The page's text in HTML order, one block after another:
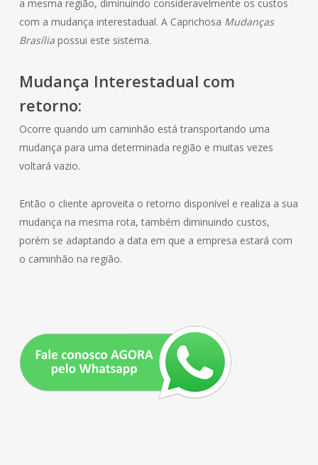
a mesma região, diminuindo consideravelmente os custos
com a mudança interestadual. A Caprichosa Mudanças
Brasíliapossui este sistema.
Mudança Interestadual com
retorno:
Ocorre quando um caminhão está transportando uma
mudança para uma determinada região e muitas vezes
voltará vazio.
Então o cliente aproveita o retorno disponível e realiza a sua
mudança na mesma rota, também diminuindo custos,
porém se adaptando a data em que a empresa estará com
o caminhão na região.